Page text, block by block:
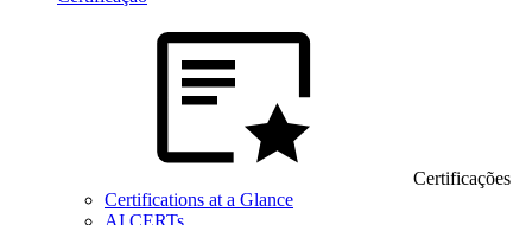
Certificações
Certifications at a Glance
AI CERTs